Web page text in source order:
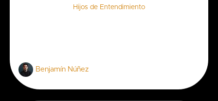
Hijos de Entendimiento
Benjamín Núñez